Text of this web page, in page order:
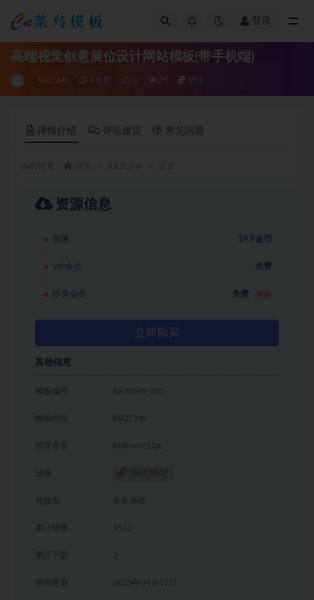
登录
高端视觉创意展位设计网站模板(带手机端)
RRZCMS 4 年前 0 25 19.9
详情介绍 评论建议 常见问题
资源信息
普通 19.9金币
VIP会员 免费
终身会员 免费
立即购买
其他信息
模板编号 RRZCMS-355
模板内核 RRZCMS
程序语言 PHP+MYSQL
链接
有效期 永久有效
累计销量 1512
累计下载 3
2023年04月12日